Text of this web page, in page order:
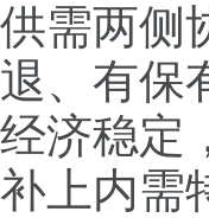
供需两侧
退、有保
经济稳定
补上内需